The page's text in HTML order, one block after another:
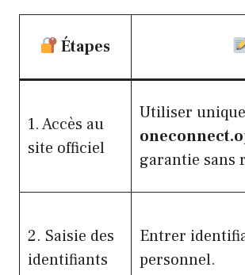
Étapes
1. Accès au
site officiel
Utiliser
garantie sans
2. Saisie des
identifiants
Entrer
personnel.